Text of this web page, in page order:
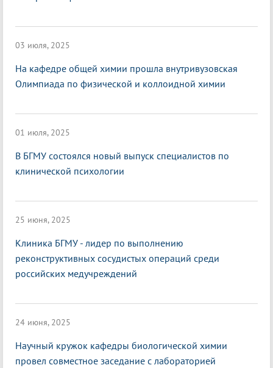
03 июля, 2025
На кафедре общей химии прошла внутривузовская
Олимпиада по физической и коллоидной химии
01 июля, 2025
В БГМУ состоялся новый выпуск специалистов по
клинической психологии
25 июня, 2025
Клиника БГМУ - лидер по выполнению
реконструктивных сосудистых операций среди
российских медучреждений
24 июня, 2025
Научный кружок кафедры биологической химии
провел совместное заседание с лабораторией